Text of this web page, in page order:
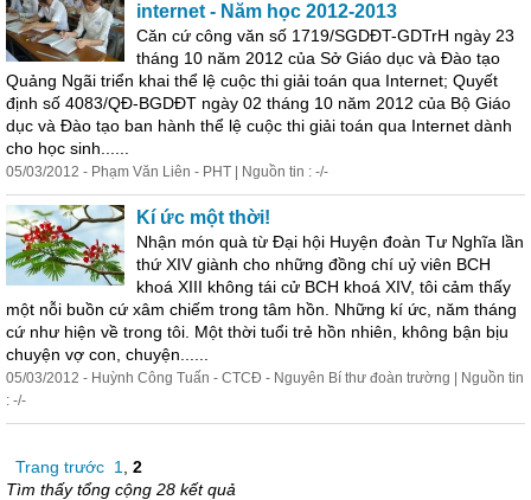
internet - Năm học 2012-2013
Căn cứ công văn số 1719/SGDĐT-GDTrH ngày 23
tháng 10 năm 2012 của Sở Giáo dục và Đào tạo
Quảng Ngãi triển khai thể lệ cuộc thi giải toán qua Internet; Quyết
định số 4083/QĐ-BGDĐT ngày 02 tháng 10 năm 2012 của Bộ Giáo
dục và Đào tạo ban hành thể lệ cuộc thi giải toán qua Internet dành
cho học sinh......
05/03/2012 - Phạm Văn Liên - PHT | Nguồn tin : -/-
Kí ức một thời!
Nhận món quà từ Đại hội Huyện đoàn Tư Nghĩa lần
thứ XIV giành cho những đồng chí uỷ viên BCH
khoá XIII không tái cử BCH khoá XIV, tôi cảm thấy
một nỗi buồn cứ xâm chiếm trong tâm hồn. Những kí ức, năm tháng
cứ như hiện về trong tôi. Một thời tuổi trẻ hồn nhiên, không bận bịu
chuyện vợ con, chuyện......
05/03/2012 - Huỳnh Công Tuấn - CTCĐ - Nguyên Bí thư đoàn trường | Nguồn tin
: -/-
Trang trước 1
2
Tìm thấy tổng cộng 28 kết quả